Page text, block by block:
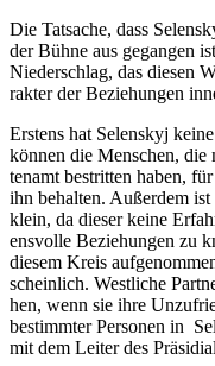
Die Tat­sa­che, dass
der Bühne aus gegan­gen
Nie­der­schlag, das diesen
rak­ter der Bezie­hun­gen
Erstens hat Selen­skyj
können die Men­schen,
ten­amt bestrit­ten haben,
ihn behal­ten. Außer­dem ist
klein, da dieser keine
ens­volle Bezie­hun­gen zu
diesem Kreis
schein­lich. West­li­che
hen, wenn sie ihre
bestimm­ter Per­so­nen in
mit dem Leiter des